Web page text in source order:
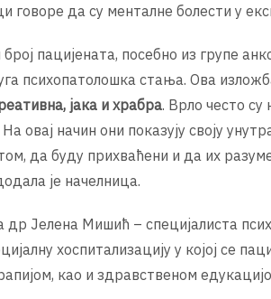
говоре да су менталне болести у
пацијената, посебно из групе
психопатолошка стања. Ова
јака и храбра. Врло често су
овај начин они показују своју
да буду прихваћени и да их
је начелница.
др Јелена Мишић – специјалиста
хоспитализацију у којој се
као и здравственом